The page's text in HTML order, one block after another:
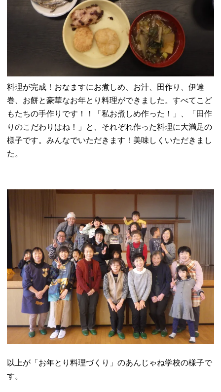
料理が完成！おなますにお煮しめ、お汁、田作り、伊達
巻、お餅と豪華なお年とり料理ができました。すべてこど
もたちの手作りです！！「私お煮しめ作った！」、「田作
りのこだわりはね！」と、それぞれ作った料理に大満足の
様子です。みんなでいただきます！美味しくいただきまし
た。
以上が「お年とり料理づくり」のあんじゃね学校の様子で
す。